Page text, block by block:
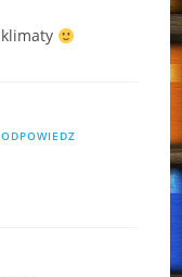
ODPOWIEDZ